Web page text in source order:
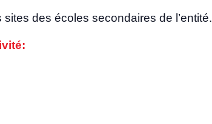
des écoles secon­daires de l’entité.